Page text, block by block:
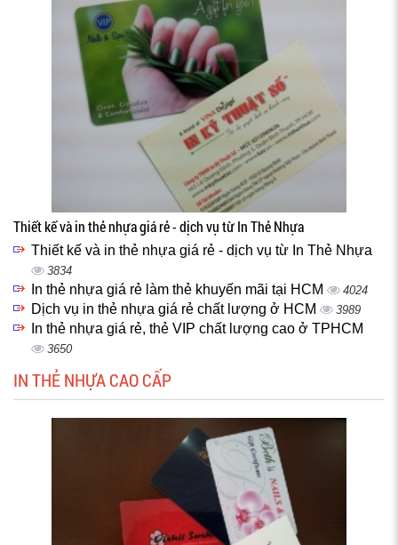
Thiết kế và in thẻ nhựa giá rẻ - dịch vụ từ In Thẻ Nhựa
Thiết kế và in thẻ nhựa giá rẻ - dịch vụ từ In Thẻ Nhựa
3834
In thẻ nhựa giá rẻ làm thẻ khuyến mãi tại HCM 4024
Dịch vụ in thẻ nhựa giá rẻ chất lượng ở HCM 3989
In thẻ nhựa giá rẻ, thẻ VIP chất lượng cao ở TPHCM
3650
IN THẺ NHỰA CAO CẤP